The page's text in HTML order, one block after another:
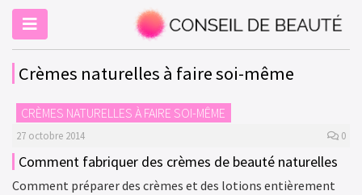
Crèmes naturelles à faire soi-même
CRÈMES NATURELLES À FAIRE SOI-MÊME
27 octobre 2014 0
Comment fabriquer des crèmes de beauté naturelles
Comment préparer des crèmes et des lotions entièrement